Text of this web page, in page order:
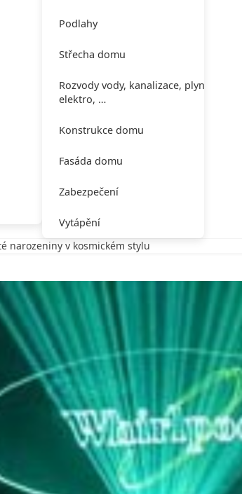
Podlahy
Střecha domu
Rozvody vody, kanalizace, plynu,
elektro, …
Konstrukce domu
Fasáda domu
Zabezpečení
Vytápění
narozeniny v kosmickém stylu